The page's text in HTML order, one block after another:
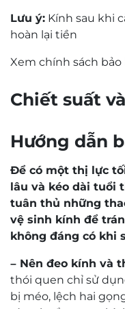
Lưu ý: Kính sau khi
hoàn lại tiền
Xem chính sách bảo
Chiết suất
Hướng dẫn
Để có một thị lực
lâu và kéo dài tuổi
tuân thủ những
vệ sinh kính để
không đáng có khi
– Nên đeo kính và
thói quen chỉ sử
bị méo, lệch hai